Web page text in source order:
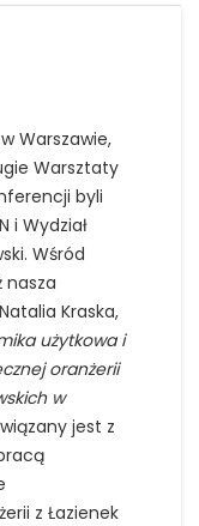
Warszawie,
Warsztaty
byli
i Wydział
Wśród
nasza
Kraska,
użytkowa i
oranżerii
w
jest z
z Łazienek